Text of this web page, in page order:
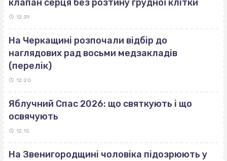
клапан серця без розтину грудної клітки
12:39
На Черкащині розпочали відбір до
наглядових рад восьми медзакладів
(перелік)
12:20
Яблучний Спас 2026: що святкують і що
освячують
12:15
На Звенигородщині чоловіка підозрюють у